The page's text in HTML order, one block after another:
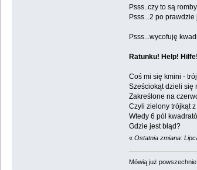
Psss..czy to są
Psss...2 po
Psss...wycofuję
Ratunku! Help! Hilfe!
Coś mi się kmini -
Sześciokąt dzieli się
Zakreślone na
Czyli zielony trójkąt
Wtedy 6 pól
Gdzie jest błąd?
« Ostatnia zmiana:
Mówią już